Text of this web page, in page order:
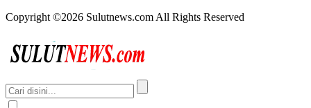
Copyright ©2026 Sulutnews.com All Rights Reserved